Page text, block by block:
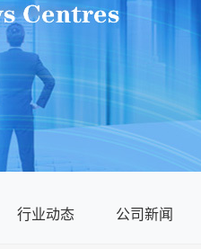
行业动态 公司新闻